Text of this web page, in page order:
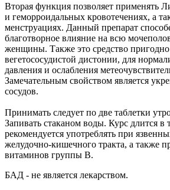
Вторая функция позволяет применять
и геморроидальных кровотечениях, а
менструациях. Данный препарат
благотворное влияние на всю
женщины. Также это средство
вегетососудистой дистонии, для
давления и ослабления
Замечательным свойством является
сосудов.
Принимать следует по две таблетки
Запивать стаканом воды. Курс длится в
рекомендуется употреблять при
желудочно-кишечного тракта, а также
витаминов группы B.
БАД - не является лекарством.